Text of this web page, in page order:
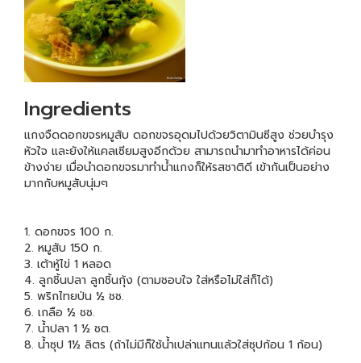
Ingredients
แกงจืดดอกขจรหมูสับ ดอกขจรอุดมไปด้วยวิตามินซีสูง ช่วยบำรุง
หัวใจ และยังให้แคลเซียมสูงอีกด้วย สามารถนำมาทำอาหารได้ค่อน
ข้างง่าย เมื่อนำดอกขจรมาทำน้ำแกงก็ให้รสชาติดี เข้ากันเป็นอย่าง
มากกับหมูสับนุ่มๆ
1. ดอกขจร 100 ก.
2. หมูสับ 150 ก.
3. เต้าหู้ไข่ 1 หลอด
4. ลูกชิ้นปลา ลูกชิ้นกุ้ง (ตามชอบใจ ใส่หรือไม่ใส่ก็ได้)
5. พริกไทยป่น ½ ชช.
6. เกลือ ½ ชช.
7. น้ำปลา 1 ½ ชต.
8. น้ำซุป 1½ ลิตร (ถ้าไม่มีก็ใช้น้ำเปล่าแทนแล้วใส่ซุปก้อน 1 ก้อน)